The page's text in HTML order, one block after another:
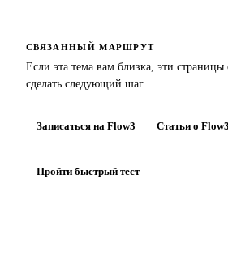
СВЯЗАННЫЙ МАРШРУТ
Если эта тема вам близка, эти
сделать следующий шаг.
Записаться на Flow3 Статьи о Flow3
Пройти быстрый тест